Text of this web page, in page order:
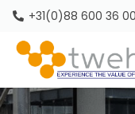
+31(0)88 600 36 00